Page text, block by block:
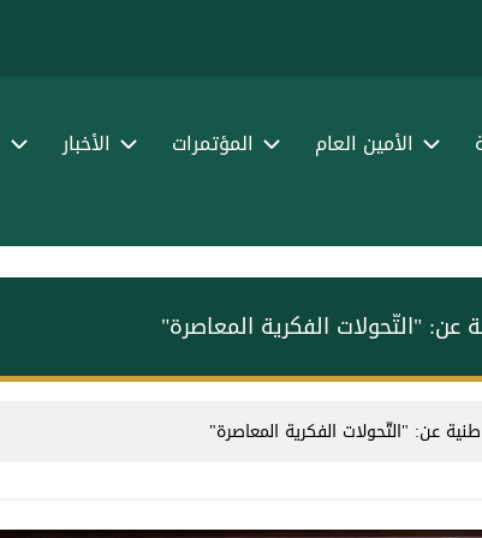
الأمين العام المؤتمرات الأخبار
"التّحولات الفكرية المعاصرة"
عن: "التّحولات الفكرية المعاصرة"